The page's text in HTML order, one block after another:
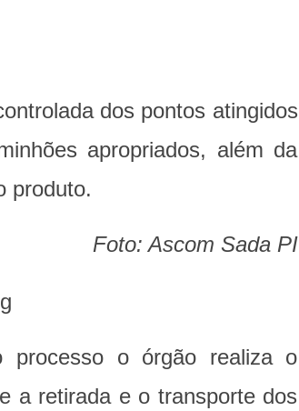
dos pontos atingidos
apropriados, além da
produto.
Foto: Ascom Sada PI
processo o órgão realiza o
a retirada e o transporte dos